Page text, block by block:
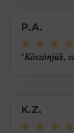
P.A.
“Köszönjük,
K.Z.